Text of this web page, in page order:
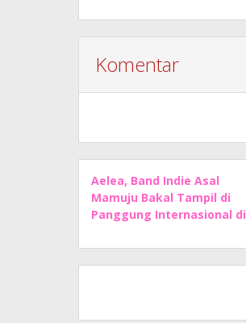
Komentar
Aelea, Band Indie Asal
Mamuju Bakal Tampil di
Panggung Internasional di